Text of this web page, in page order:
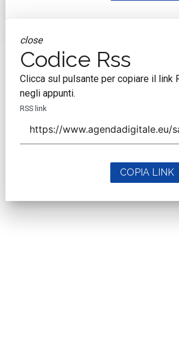
close
Codice Rss
Clicca sul pulsante per copiare il link
negli appunti.
RSS link
COPIA LINK